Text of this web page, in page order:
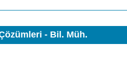
- Bil. Müh.